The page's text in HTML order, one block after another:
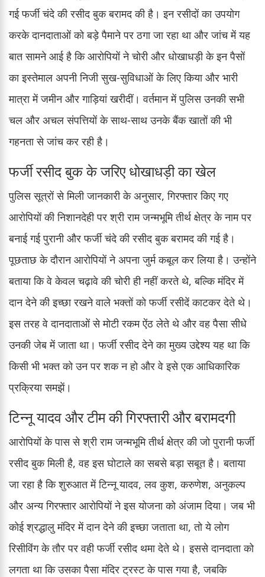
गई फर्जी चंदे की रसीद बुक बरामद की है। इन रसीदों का उपयोग
करके दानदाताओं को बड़े पैमाने पर ठगा जा रहा था और जांच में यह
बात सामने आई है कि आरोपियों ने चोरी और धोखाधड़ी के इन पैसों
का इस्तेमाल अपनी निजी सुख-सुविधाओं के लिए किया और भारी
मात्रा में जमीन और गाड़ियां खरीदीं। वर्तमान में पुलिस उनकी सभी
चल और अचल संपत्तियों के साथ-साथ उनके बैंक खातों की भी
गहनता से जांच कर रही है।
फर्जी रसीद बुक के जरिए धोखाधड़ी का खेल
पुलिस सूत्रों से मिली जानकारी के अनुसार, गिरफ्तार किए गए
आरोपियों की निशानदेही पर श्री राम जन्मभूमि तीर्थ क्षेत्र के नाम पर
बनाई गई पुरानी और फर्जी चंदे की रसीद बुक बरामद की गई है।
पूछताछ के दौरान आरोपियों ने अपना जुर्म कबूल कर लिया है। उन्होंने
बताया कि वे केवल चढ़ावे की चोरी ही नहीं करते थे, बल्कि मंदिर में
दान देने की इच्छा रखने वाले भक्तों को फर्जी रसीदें काटकर देते थे।
इस तरह वे दानदाताओं से मोटी रकम ऐंठ लेते थे और वह पैसा सीधे
उनकी जेब में जाता था। फर्जी रसीद देने का मुख्य उद्देश्य यह था कि
किसी भी भक्त को उन पर शक न हो और वे इसे एक आधिकारिक
प्रक्रिया समझें।
टिन्नू यादव और टीम की गिरफ्तारी और बरामदगी
आरोपियों के पास से श्री राम जन्मभूमि तीर्थ क्षेत्र की जो पुरानी फर्जी
रसीद बुक मिली है, वह इस घोटाले का सबसे बड़ा सबूत है। बताया
जा रहा है कि शुरुआत में टिन्नू यादव, लव कुश, करुणेश, अनुकल्प
और अन्य गिरफ्तार आरोपियों ने इस योजना को अंजाम दिया। जब भी
कोई श्रद्धालु मंदिर में दान देने की इच्छा जताता था, तो ये लोग
रिसीविंग के तौर पर वही फर्जी रसीद थमा देते थे। इससे दानदाता को
लगता था कि उसका पैसा मंदिर ट्रस्ट के पास गया है, जबकि